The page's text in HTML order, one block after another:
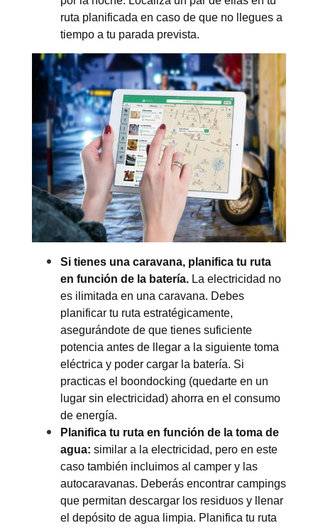
ruta planificada en caso de que no llegues a
tiempo a tu parada prevista.
Si tienes una caravana, planifica tu ruta
en función de la batería. La electricidad no
es ilimitada en una caravana. Debes
planificar tu ruta estratégicamente,
asegurándote de que tienes suficiente
potencia antes de llegar a la siguiente toma
eléctrica y poder cargar la batería. Si
practicas el boondocking (quedarte en un
lugar sin electricidad) ahorra en el consumo
de energía.
Planifica tu ruta en función de la toma de
agua: similar a la electricidad, pero en este
caso también incluimos al camper y las
autocaravanas. Deberás encontrar campings
que permitan descargar los residuos y llenar
el depósito de agua limpia. Planifica tu ruta
Para proporcionar el mejor servicio posible a
nuestros clientes, Caravanas Cruz trabaja con cita
previa.
Tlf. 96 545 78 19
info@caravanascruz.es
Pedir cita
Cerrar